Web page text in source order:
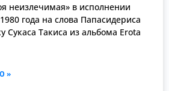
неизлечимая» в исполнении
года на слова Папасидериса
Сукаса Такиса из альбома Erota
»